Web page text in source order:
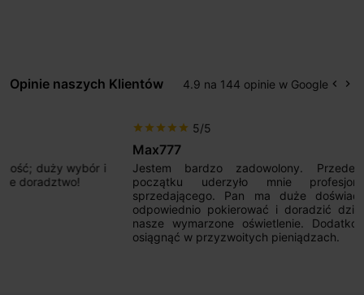
Opinie naszych Klientów 4.9 na 144 opinie w Google keyboard_arrow_left keyboard_arrow_right
Jestem bardzo zadowolony. Przede wszystkim od
początku uderzyło mnie profesjonalne podejście
sprzedającego. Pan ma duże doświadczenie i potrafi
odpowiednio pokierować i doradzić dzięki czemu mamy
nasze wymarzone oświetlenie. Dodatkowo udało się to
osiągnąć w przyzwoitych pieniądzach.